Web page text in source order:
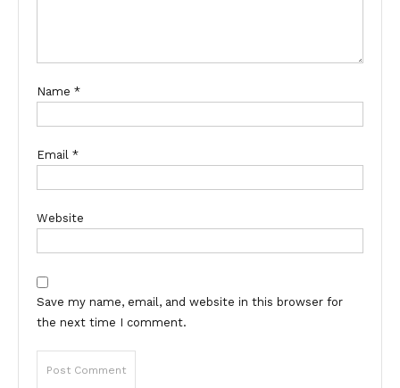
Name *
Email *
Website
Save my name, email, and website in this browser for
the next time I comment.